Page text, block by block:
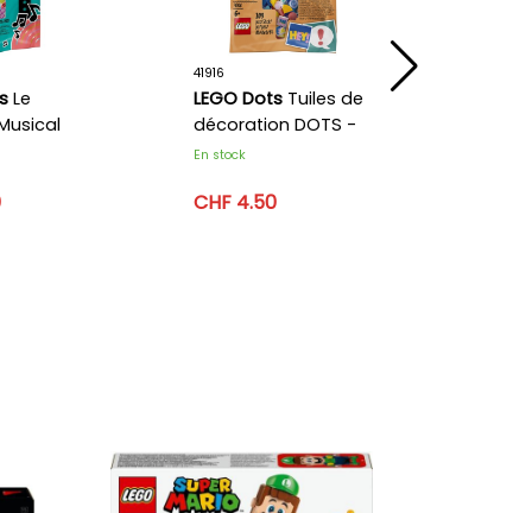
Le
41916
LEGO DotsTuiles de
décoration DOTS -
Série 2
En stock
CHF 4.50